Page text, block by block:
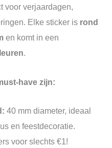
voor verjaardagen,
Elke sticker is rond
en komt in een
.
have zijn:
40 mm diameter, ideaal
en feestdecoratie.
voor slechts €1!